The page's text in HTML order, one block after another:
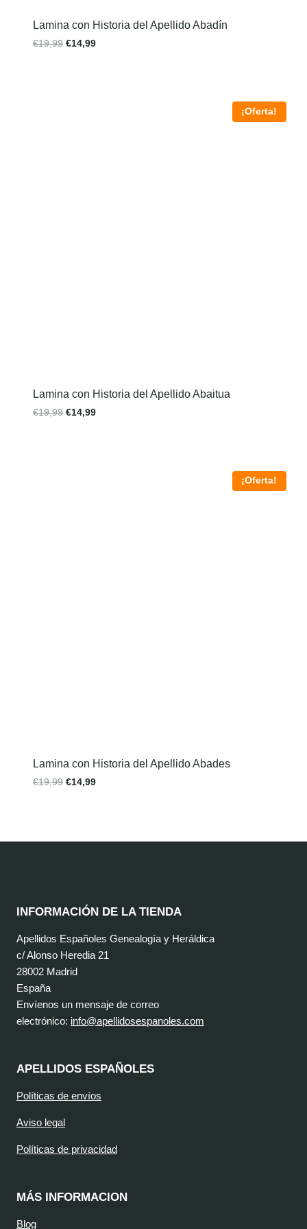
Lamina con Historia del Apellido Abadín
€19,99 €14,99
¡Oferta!
Lamina con Historia del Apellido Abaitua
€19,99 €14,99
¡Oferta!
Lamina con Historia del Apellido Abades
€19,99 €14,99
INFORMACIÓN DE LA TIENDA
Apellidos Españoles Genealogía y Heráldica
c/ Alonso Heredia 21
28002 Madrid
España
Envíenos un mensaje de correo
electrónico: info@apellidosespanoles.com
APELLIDOS ESPAÑOLES
Políticas de envíos
Aviso legal
Políticas de privacidad
MÁS INFORMACION
Blog